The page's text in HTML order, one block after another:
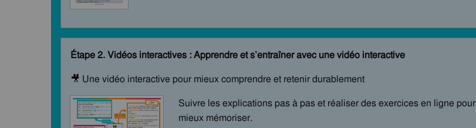
Étape 2. Vidéos interactives : Apprendre et s’entraîner avec une vidéo interactive
🎥 Une vidéo interactive pour mieux comprendre et retenir durablement
Suivre les explications pas à pas et réaliser des exercices en ligne pour
mieux mémoriser.